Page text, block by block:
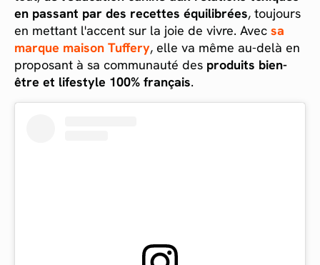
en passant par des recettes équilibrées, toujours
en mettant l'accent sur la joie de vivre. Avec sa
marque maison Tuffery, elle va même au-delà en
proposant à sa communauté des produits bien-
être et lifestyle 100% français.